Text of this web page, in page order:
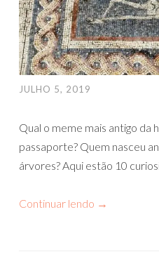
JULHO 5, 2019
Qual o meme mais antigo da
passaporte? Quem nasceu
árvores? Aqui estão 10
Continuar lendo →